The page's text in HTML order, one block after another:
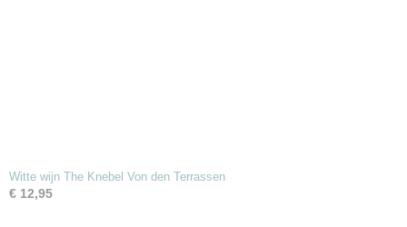
Witte wijn The Knebel Von den Terrassen
€ 12,95